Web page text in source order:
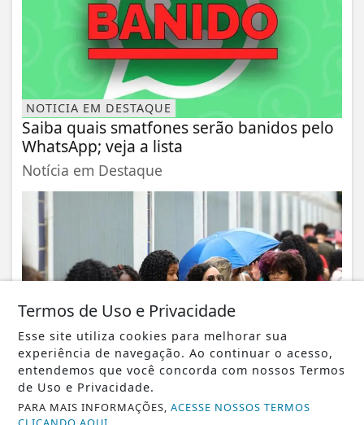
NOTICIA EM DESTAQUE
Saiba quais smatfones serão banidos pelo
WhatsApp; veja a lista
Notícia em Destaque
BRASIL
Candidatos do Encceja 2026 podem
consultar o cartão de inscrição
Termos de Uso e Privacidade
Esse site utiliza cookies para melhorar sua
experiência de navegação. Ao continuar o acesso,
entendemos que você concorda com nossos Termos
de Uso e Privacidade.
PARA MAIS INFORMAÇÕES,ACESSE NOSSOS TERMOS